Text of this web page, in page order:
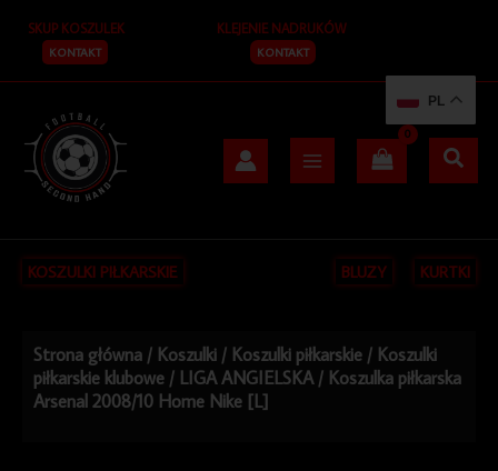
treści
SKUP KOSZULEK
KONTAKT
KLEJENIE NADRUKÓW
KONTAKT
KOSZULKI PIŁKARSKIE BLUZY KURTKI
Strona główna / Koszulki / Koszulki piłkarskie / Koszulki
piłkarskie klubowe / LIGA ANGIELSKA / Koszulka piłkarska
Arsenal 2008/10 Home Nike [L]
PL